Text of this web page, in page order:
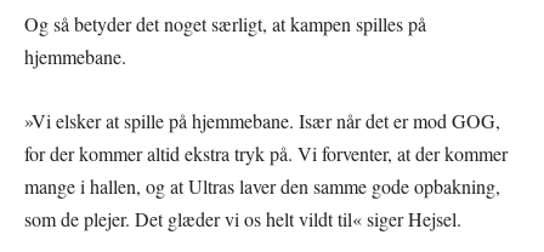
Og så betyder det noget særligt, at kampen spilles på
hjemmebane.
»Vi elsker at spille på hjemmebane. Især når det er mod GOG,
for der kommer altid ekstra tryk på. Vi forventer, at der kommer
mange i hallen, og at Ultras laver den samme gode opbakning,
som de plejer. Det glæder vi os helt vildt til« siger Hejsel.